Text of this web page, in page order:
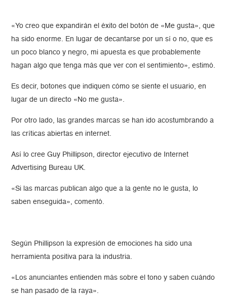
«Yo creo que expandirán el éxito del botón de «Me gusta», que
ha sido enorme. En lugar de decantarse por un sí o no, que es
un poco blanco y negro, mi apuesta es que probablemente
hagan algo que tenga más que ver con el sentimiento», estimó.
Es decir, botones que indiquen cómo se siente el usuario, en
lugar de un directo «No me gusta».
Por otro lado, las grandes marcas se han ido acostumbrando a
las críticas abiertas en internet.
Así lo cree Guy Phillipson, director ejecutivo de Internet
Advertising Bureau UK.
«Si las marcas publican algo que a la gente no le gusta, lo
saben enseguida», comentó.
Según Phillipson la expresión de emociones ha sido una
herramienta positiva para la industria.
«Los anunciantes entienden más sobre el tono y saben cuándo
se han pasado de la raya».